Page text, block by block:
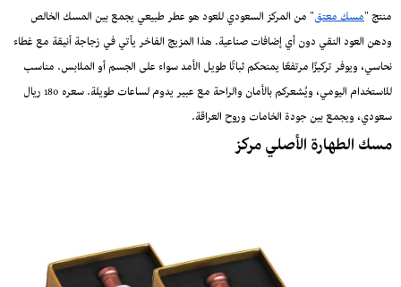
منتج "مسك معتق" من المركز السعودي للعود هو عطر طبيعي يجمع بين المسك الخالص
ودهن العود النقي دون أي إضافات صناعية. هذا المزيج الفاخر يأتي في زجاجة أنيقة مع غطاء
نحاسي، ويوفر تركيزًا مرتفعًا يمنحكم ثباتًا طويل الأمد سواء على الجسم أو الملابس. مناسب
للاستخدام اليومي، ويُشعركم بالأمان والراحة مع عبير يدوم لساعات طويلة. سعره 180 ريال
سعودي، ويجمع بين جودة الخامات وروح العراقة.
مسك الطهارة الأصلي مركز